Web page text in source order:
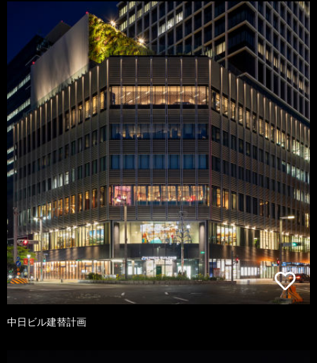
中日ビル建替計画